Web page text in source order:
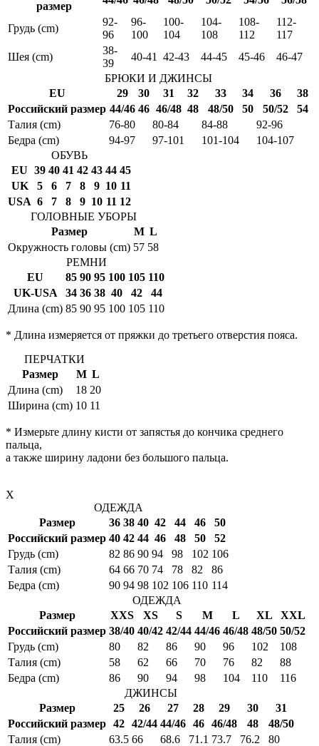
размер
Грудь (cm)
92-
96
96-
100
100-
104
104-
108
108-
112
112-
117
Шея (cm)
38-
39
40-41 42-43 44-45 45-46
46-47
БРЮКИ И ДЖИНСЫ
EU
29 30 31 32 33 34 36
38
Российский размер 44/46 46 46/48 48 48/50 50 50/52
54
Талия (cm)
76-80 80-84 84-88
92-96
Бедра (cm)
94-97 97-101 101-104
104-107
ОБУВЬ
EU 39 40 41 42 43 44 45
UK
5 6 7 8 9 10 11
USA 6 7 8 9 10 11 12
ГОЛОВНЫЕ УБОРЫ
Размер
M L
Окружность головы (cm) 57 58
РЕМНИ
EU
85 90 95 100 105 110
UK-USA
34 36 38 40 42
44
Длина (cm) 85 90 95 100 105 110
* Длина измеряется от пряжки до третьего отверстия пояса.
ПЕРЧАТКИ
Размер
M L
Длина (cm)
18 20
Ширина (cm) 10 11
* Измерьте длину кисти от запястья до кончика среднего
пальца,
а также ширину ладони без большого пальца.
X
ОДЕЖДА
Размер
36 38 40 42 44 46
50
Российский размер 40 42 44 46 48 50
52
Грудь (cm)
82 86 90 94 98 102 106
Талия (cm)
64 66 70 74 78 82
86
Бедра (cm)
90 94 98 102 106 110 114
ОДЕЖДА
Размер
XXS XS S M L XL
XXL
Российский размер 38/40 40/42 42/44 44/46 46/48 48/50 50/52
Грудь (cm)
80 82 86 90 96 102
108
Талия (cm)
58 62 66 70 76 82
88
Бедра (cm)
86 90 94 98 104 110
116
ДЖИНСЫ
Размер
25 26 27 28 29 30
31
Российский размер 42 42/44 44/46 46 46/48 48
48/50
Талия (cm)
63.5 66 68.6 71.1 73.7 76.2
80